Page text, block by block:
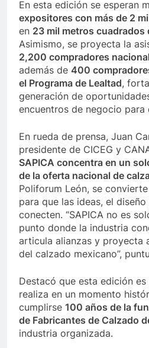
En esta edición se esperan
expositores con más de 2
en 23 mil metros cuadrados
Asimismo, se proyecta la
2,200 compradores
además de 400
el Programa de Lealtad,
generación de
encuentros de negocio para
En rueda de prensa, Juan
presidente de CICEG y
SAPICA concentra en un
de la oferta nacional de
Poliforum León, se
para que las ideas, el
conecten. “SAPICA no es
punto donde la industria
articula alianzas y proyecta
del calzado mexicano”,
Destacó que esta edición
realiza en un momento
cumplirse 100 años de la
de Fabricantes de Calzado
industria organizada.